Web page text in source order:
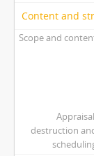
Content and
Scope and
destruction